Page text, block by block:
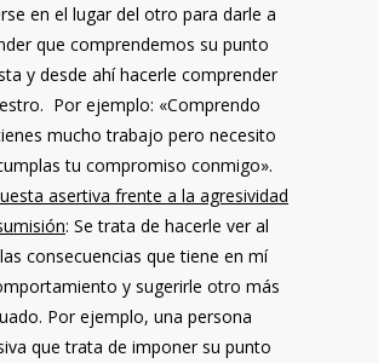
en el lugar del otro para darle a
que comprendemos su punto
y desde ahí hacerle comprender
Por ejemplo: «Comprendo
mucho trabajo pero necesito
tu compromiso conmigo».
asertiva frente a la agresividad
: Se trata de hacerle ver al
consecuencias que tiene en mí
y sugerirle otro más
Por ejemplo, una persona
que trata de imponer su punto